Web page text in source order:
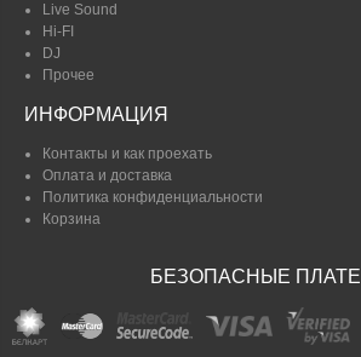
Live Sound
Hi-FI
DJ
Прочее
ИНФОРМАЦИЯ
Контакты и как проехать
Оплата и доставка
Политика конфиденциальности
Корзина
БЕЗОПАСНЫЕ